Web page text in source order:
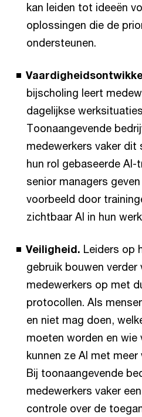
kan leiden tot ideeën
oplossingen die de
ondersteunen.
bijscholing leert
dagelijkse
Toonaangevende
medewerkers vaker
hun rol gebaseerde AI-
senior managers
voorbeeld door
zichtbaar AI in hun
Veiligheid. Leiders op
gebruik bouwen verder
medewerkers op met
protocollen. Als
en niet mag doen,
moeten worden en wie
kunnen ze AI met
Bij toonaangevende
medewerkers vaker
controle over de